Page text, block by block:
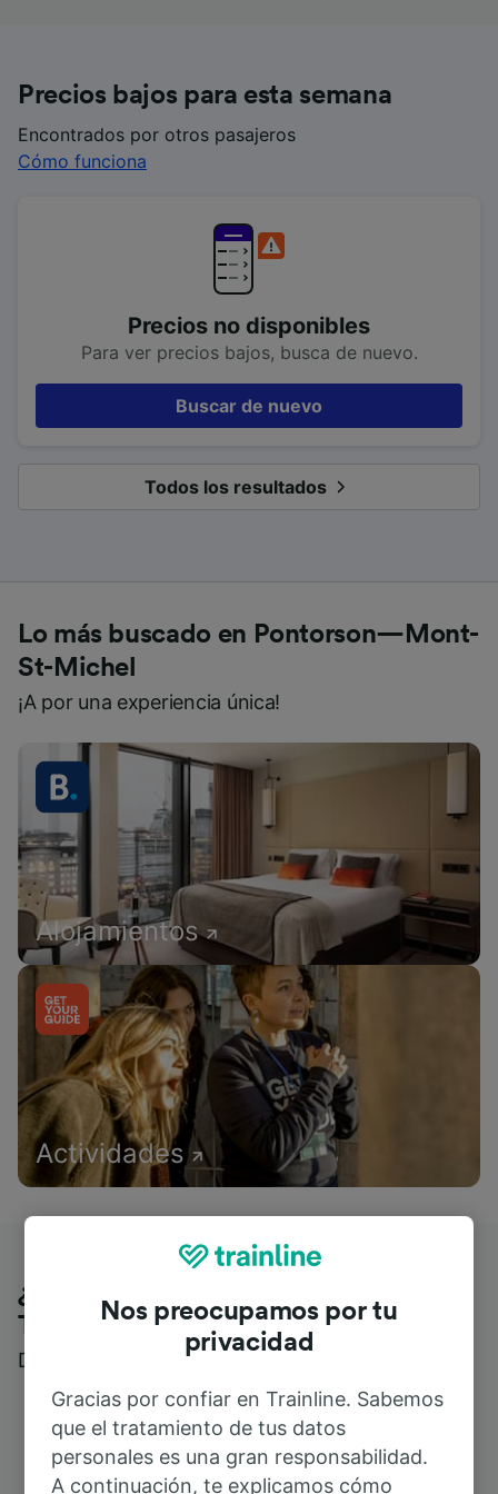
Precios bajos para esta semana
Encontrados por otros pasajeros
Cómo funciona
Precios no disponibles
Para ver precios bajos, busca de nuevo.
Buscar de nuevo
Todos los resultados
Lo más buscado en Pontorson—Mont-
St-Michel
¡A por una experiencia única!
Alojamientos
Actividades
¿Qué piensan nuestros clientes de
Trainline?
Descubre reseñas reales de nuestros viajeros
Nos preocupamos por tu
privacidad
Gracias por confiar en Trainline. Sabemos
que el tratamiento de tus datos
personales es una gran responsabilidad.
A continuación, te explicamos cómo